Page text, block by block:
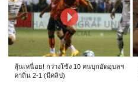
ลุ้นเหนื่อย! กว่างโซ้ง 10 คนบุกอัดอุบลฯ
คาถิ่น 2-1 (มีคลิป)